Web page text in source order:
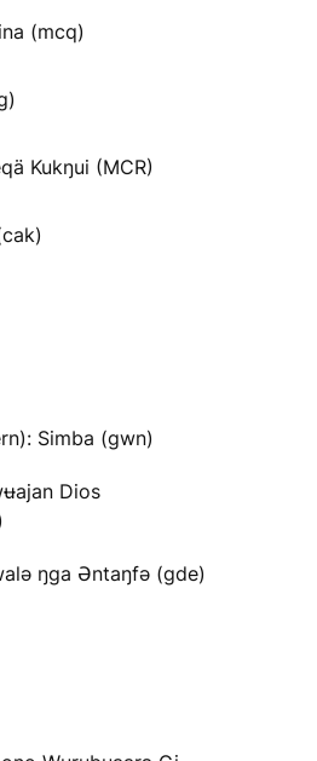
(mcq)
Kukŋui (MCR)
Simba (gwn)
Dios
ŋga Əntaŋfə (gde)